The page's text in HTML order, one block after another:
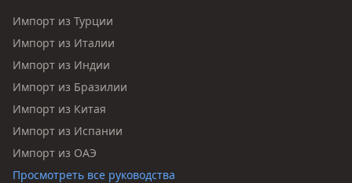
Импорт из Турции
Импорт из Италии
Импорт из Индии
Импорт из Бразилии
Импорт из Китая
Импорт из Испании
Импорт из ОАЭ
Просмотреть все руководства